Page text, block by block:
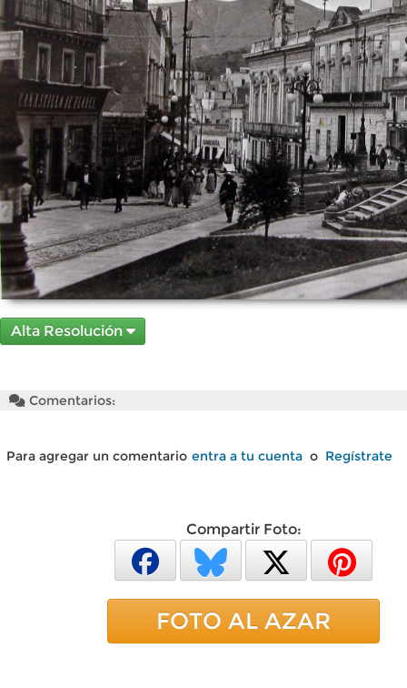
Alta Resolución
Comentarios:
Para agregar un comentario entra a tu cuenta o Regístrate
Compartir Foto:
FOTO AL AZAR